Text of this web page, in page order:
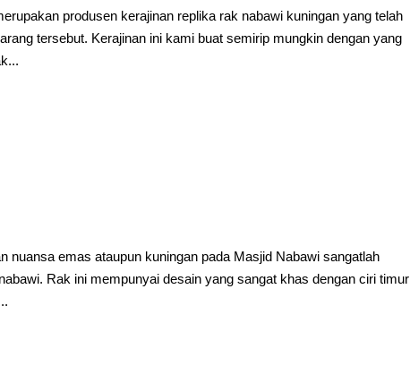
produsen kerajinan replika rak nabawi kuningan yang telah
tersebut. Kerajinan ini kami buat semirip mungkin dengan yang
nuansa emas ataupun kuningan pada Masjid Nabawi sangatlah
Rak ini mempunyai desain yang sangat khas dengan ciri timur